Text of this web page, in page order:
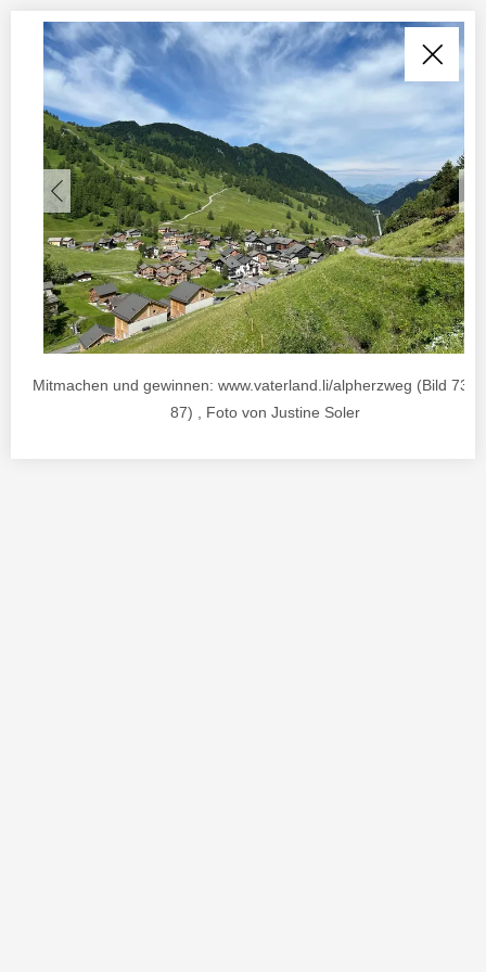
Mitmachen und gewinnen: www.vaterland.li/alpherzweg (Bild 73
87) , Foto von Justine Soler